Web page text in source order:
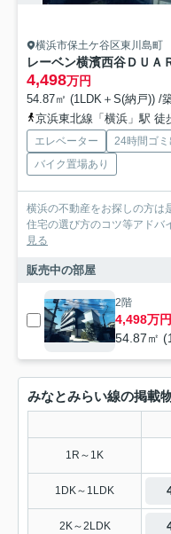
横浜市保土ケ谷区東川島町
レーベン横濱西谷ＤＵＡ
4,498万円
54.87㎡ (1LDK＋S(納戸)) /
京浜東北線「横浜」駅 徒
エレベーター 24時間ゴ
バイク置場あり
横浜の不動産をお探しの方は
住宅の選び方のコツ等アドバ
見る
販売中の部屋
2階
4,498万円
54.87㎡
みなとみらい線の掲載
1R～1K
1DK～1LDK
2K～2LDK